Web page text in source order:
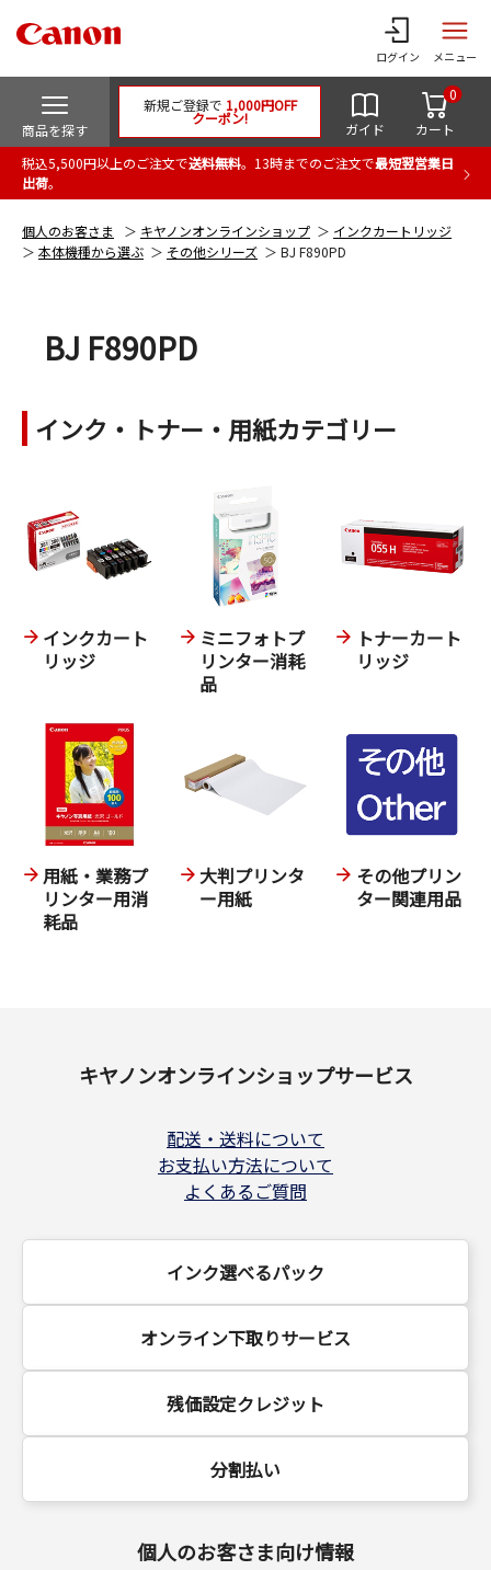
ログイン メニュー
商品を探す
新規ご登録で 1,000円OFF
クーポン!
ガイド カート
0
税込5,500円以上のご注文で送料無料。13時までのご注文で最短翌営業日
出荷。
個人のお客さま キヤノンオンラインショップ
インクカートリッジ
本体機種から選ぶ
その他シリーズ BJ F890PD
BJ F890PD
インク・トナー・用紙カテゴリー
インクカート
リッジ
ミニフォトプ
リンター消耗
品
トナーカート
リッジ
用紙・業務プ
リンター用消
耗品
大判プリンタ
ー用紙
その他プリン
ター関連用品
キヤノンオンラインショップサービス
配送・送料について
お支払い方法について
よくあるご質問
インク選べるパック
オンライン下取りサービス
残価設定クレジット
分割払い
個人のお客さま向け情報